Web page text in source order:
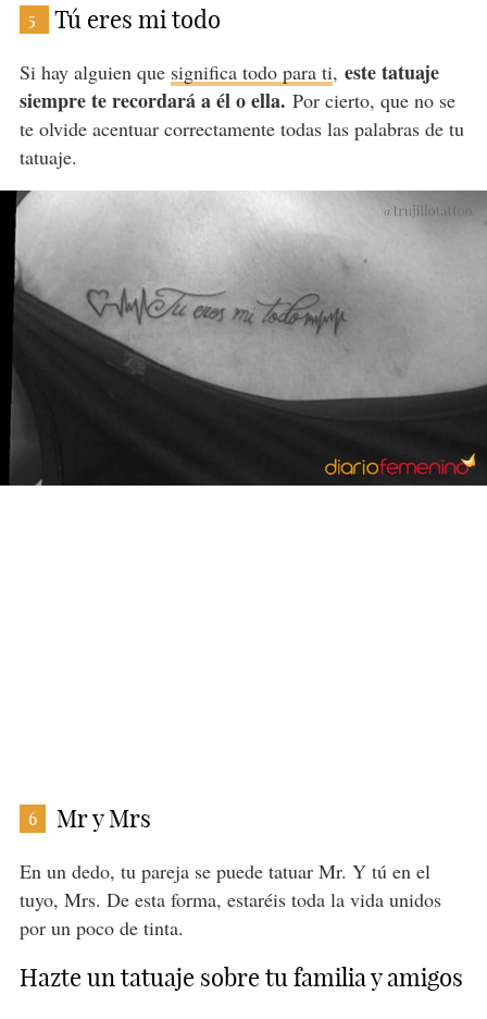
5 Tú eres mi todo
Si hay alguien que significa todo para ti, este tatuaje
siempre te recordará a él o ella. Por cierto, que no se
te olvide acentuar correctamente todas las palabras de tu
tatuaje.
6 Mr y Mrs
En un dedo, tu pareja se puede tatuar Mr. Y tú en el
tuyo, Mrs. De esta forma, estaréis toda la vida unidos
por un poco de tinta.
Hazte un tatuaje sobre tu familia y amigos